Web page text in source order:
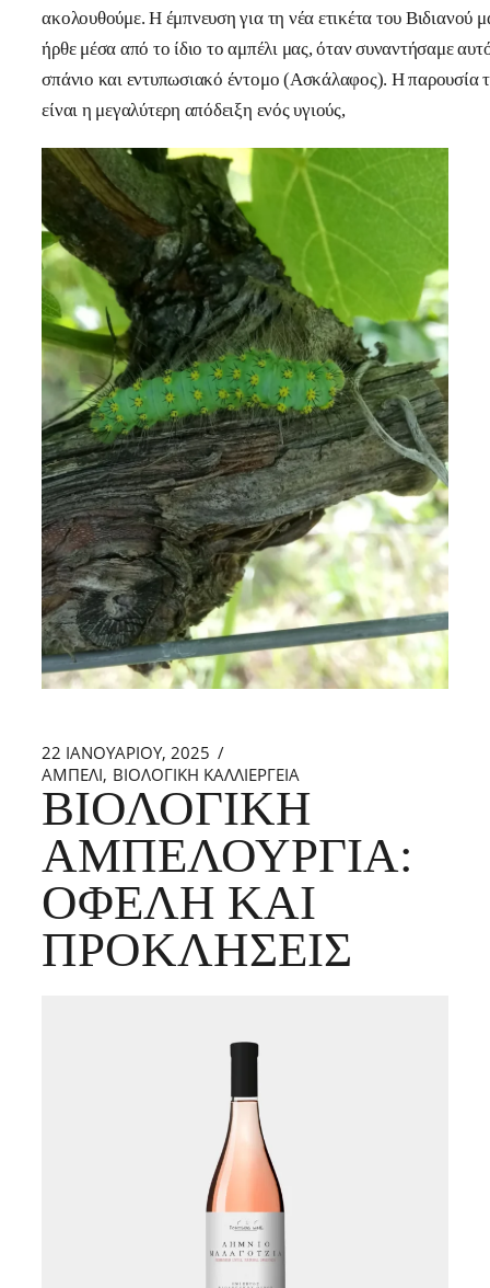
ακολουθούμε. Η έμπνευση για τη νέα ετικέτα του Βιδιανού
ήρθε μέσα από το ίδιο το αμπέλι μας, όταν συναντήσαμε
σπάνιο και εντυπωσιακό έντομο (Ασκάλαφος). Η παρουσία
είναι η μεγαλύτερη απόδειξη ενός υγιούς,
22 ΙΑΝΟΥΑΡΊΟΥ, 2025
ΑΜΠΕΛΙ ΒΙΟΛΟΓΙΚΗ ΚΑΛΛΙΕΡΓΕΙΑ
ΒΙΟΛΟΓΙΚΉ
ΑΜΠΕΛΟΥΡΓΊΑ:
ΟΦΈΛΗ ΚΑΙ
ΠΡΟΚΛΉΣΕΙΣ